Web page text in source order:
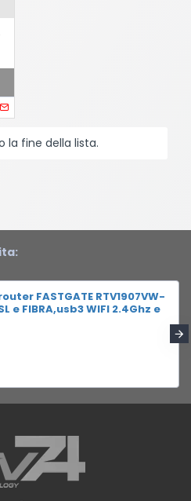
la fine della lista.
FASTGATE RTV1907VW-
e FIBRA,usb3 WIFI 2.4Ghz e